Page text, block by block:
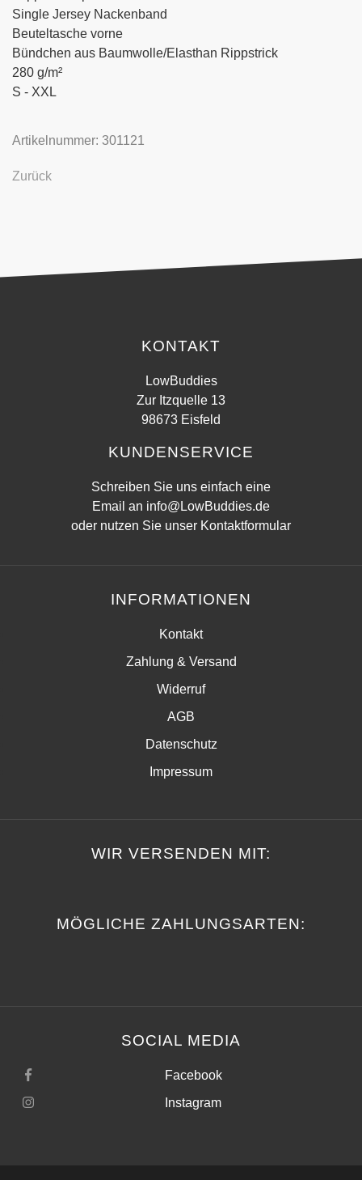
Single Jersey Nackenband
Beuteltasche vorne
Bündchen aus Baumwolle/Elasthan Rippstrick
280 g/m²
S - XXL
Artikelnummer: 301121
Zurück
KONTAKT
LowBuddies
Zur Itzquelle 13
98673 Eisfeld
KUNDENSERVICE
Schreiben Sie uns einfach eine
Email an info@LowBuddies.de
oder nutzen Sie unser Kontaktformular
INFORMATIONEN
Kontakt
Zahlung & Versand
Widerruf
AGB
Datenschutz
Impressum
WIR VERSENDEN MIT:
MÖGLICHE ZAHLUNGSARTEN:
SOCIAL MEDIA
Facebook
Instagram